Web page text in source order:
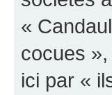
«
cocues
ici par «